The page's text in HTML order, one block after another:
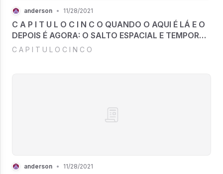
anderson • 11/28/2021
C A P I T U L O C I N C O QUANDO O AQUI É LÁ E O
DEPOIS É AGORA: O SALTO ESPACIAL E TEMPORAL
NA MATRIZ.
C A P I T U L O C I N C O
anderson • 11/28/2021